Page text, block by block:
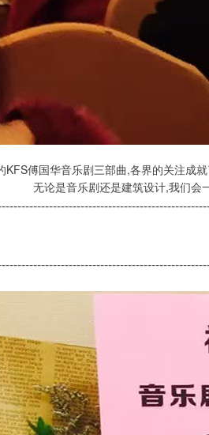
KFS傅国华音乐剧三部曲,各界的关注成
无论是音乐剧还是建筑设计,我们会